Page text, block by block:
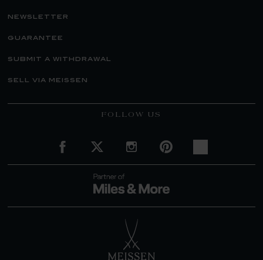
newsletter
guarantee
submit a withdrawal
sell via meissen
FOLLOW US